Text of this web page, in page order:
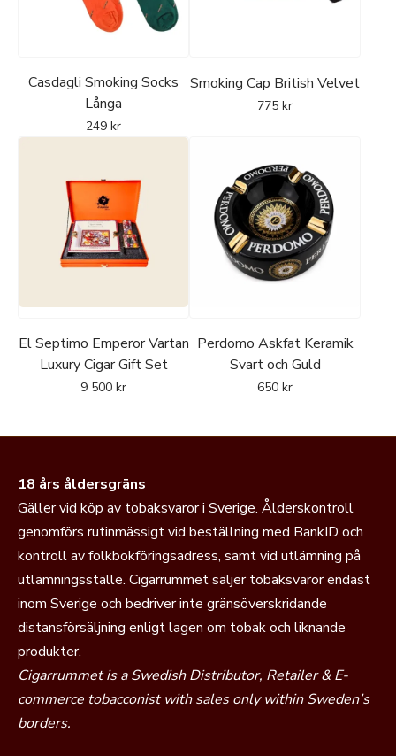
Casdagli Smoking Socks
Långa
249 kr
Smoking Cap British Velvet
775 kr
El Septimo Emperor Vartan
Luxury Cigar Gift Set
9 500 kr
Perdomo Askfat Keramik
Svart och Guld
650 kr
18 års åldersgräns
Gäller vid köp av tobaksvaror i Sverige. Ålderskontroll
genomförs rutinmässigt vid beställning med BankID och
kontroll av folkbokföringsadress, samt vid utlämning på
utlämningsställe. Cigarrummet säljer tobaksvaror endast
inom Sverige och bedriver inte gränsöverskridande
distansförsäljning enligt lagen om tobak och liknande
produkter.
Cigarrummet is a Swedish Distributor, Retailer & E-
commerce tobacconist with sales only within Sweden’s
borders.